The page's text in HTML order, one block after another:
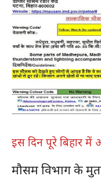
इस दिन पूरे बिहार में
मौसम विभाग के